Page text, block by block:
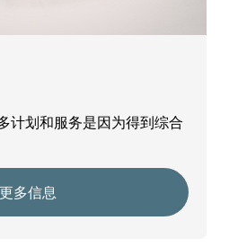
计划和服务是因为得到综合
更多信息